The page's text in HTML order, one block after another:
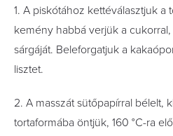
1. A piskótához kettéválasztjuk a
kemény habbá verjük a
sárgáját. Beleforgatjuk a
lisztet.
2. A masszát sütőpapírral bélelt,
tortaformába öntjük, 160 °C-ra